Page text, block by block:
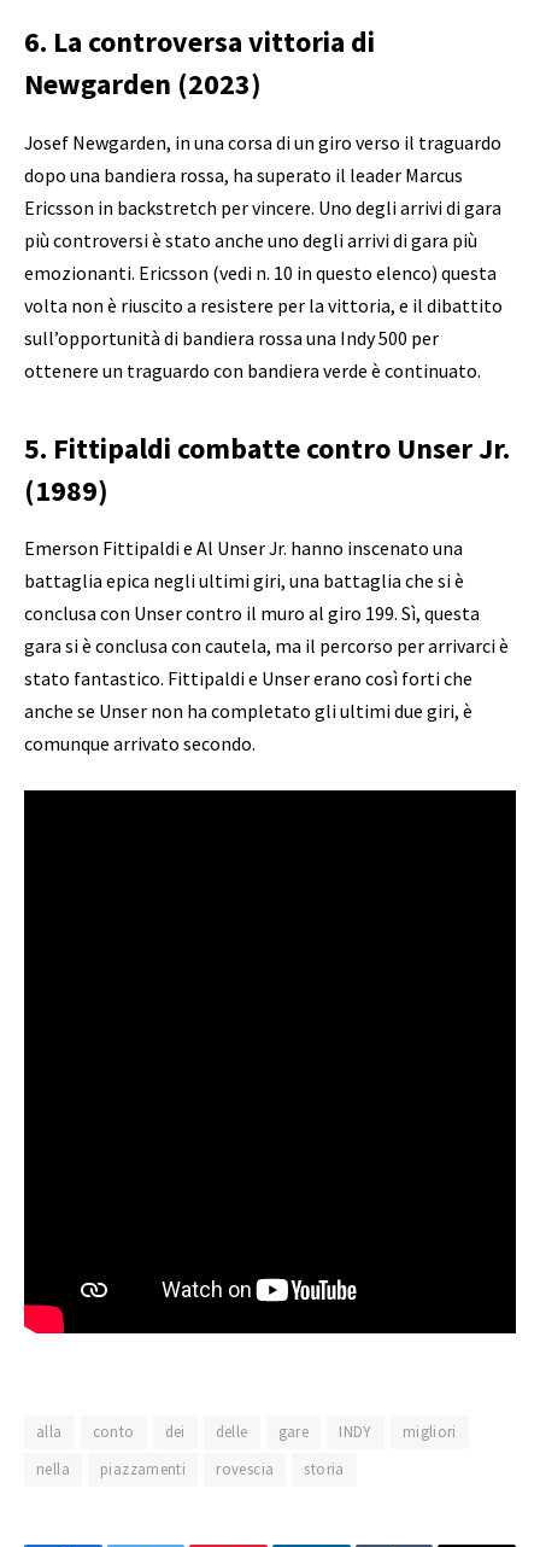
6. La controversa vittoria di
Newgarden (2023)
Josef Newgarden, in una corsa di un giro verso il traguardo
dopo una bandiera rossa, ha superato il leader Marcus
Ericsson in backstretch per vincere. Uno degli arrivi di gara
più controversi è stato anche uno degli arrivi di gara più
emozionanti. Ericsson (vedi n. 10 in questo elenco) questa
volta non è riuscito a resistere per la vittoria, e il dibattito
sull’opportunità di bandiera rossa una Indy 500 per
ottenere un traguardo con bandiera verde è continuato.
5. Fittipaldi combatte contro Unser Jr.
(1989)
Emerson Fittipaldi e Al Unser Jr. hanno inscenato una
battaglia epica negli ultimi giri, una battaglia che si è
conclusa con Unser contro il muro al giro 199. Sì, questa
gara si è conclusa con cautela, ma il percorso per arrivarci è
stato fantastico. Fittipaldi e Unser erano così forti che
anche se Unser non ha completato gli ultimi due giri, è
comunque arrivato secondo.
alla conto dei delle gare INDY
migliori
nella
piazzamenti rovescia storia